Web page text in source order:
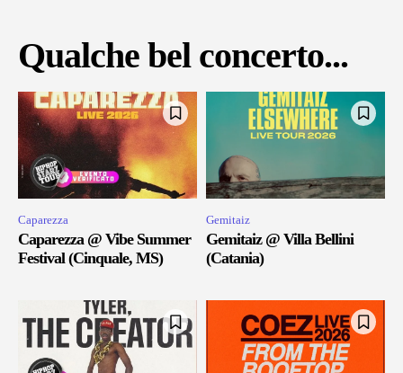
Qualche bel concerto...
Caparezza
Caparezza @ Vibe Summer
Festival (Cinquale, MS)
Gemitaiz
Gemitaiz @ Villa Bellini
(Catania)